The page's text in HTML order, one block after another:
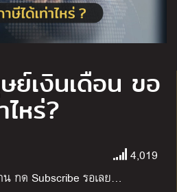
ย์เงินเดือน ขอ
ไหร่?
4,019
น กด Subscribe รอเลย…